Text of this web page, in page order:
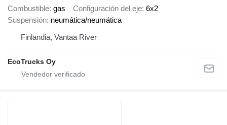
Combustible gas Configuración del eje 6x2
Suspensión neumática/neumática
Finlandia, Vantaa River
EcoTrucks Oy